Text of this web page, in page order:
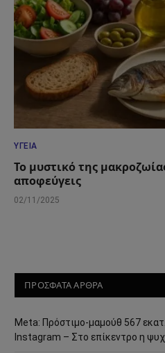
ΥΓΕΊΑ
Το μυστικό της
αποφεύγεις
02/11/2025
ΠΡΟΣΦΑΤΑ ΑΡΘΡΑ
Meta: Πρόστιμο-μαμούθ 567
Instagram – Στο επίκεντρο η